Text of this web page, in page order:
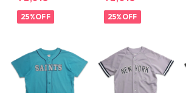
リーン系 表
記：S gd4103
25%OFF
ボックスシャツ
表記：-- gd41
25%OFF